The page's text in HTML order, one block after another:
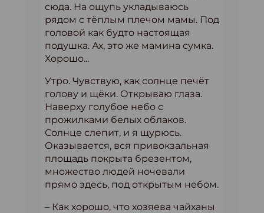
сюда. На ощупь укладываюсь
рядом с тёплым плечом мамы. Под
головой как будто настоящая
подушка. Ах, это же мамина сумка.
Хорошо...
Утро. Чувствую, как солнце печёт
голову и щёки. Открываю глаза.
Наверху голубое небо с
прожилками белых облаков.
Солнце слепит, и я щурюсь.
Оказывается, вся привокзальная
площадь покрыта брезентом,
множество людей ночевали
прямо здесь, под открытым небом.
– Как хорошо, что хозяева чайханы